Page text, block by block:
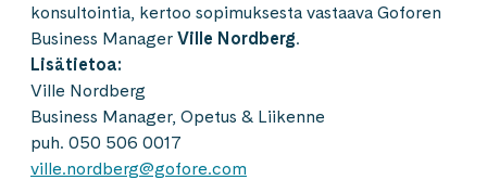
konsultointia, kertoo sopimuksesta vastaava Goforen
Business Manager Ville Nordberg.
Lisätietoa:
Ville Nordberg
Business Manager, Opetus & Liikenne
puh. 050 506 0017
ville.nordberg@gofore.com